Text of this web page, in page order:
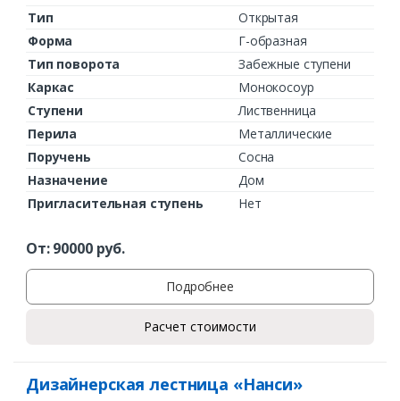
Тип
Открытая
Форма
Г-образная
Тип поворота
Забежные ступени
Каркас
Монокосоур
Ступени
Лиственница
Перила
Металлические
Поручень
Сосна
Назначение
Дом
Пригласительная ступень
Нет
От:90000руб.
Подробнее
Расчет стоимости
Дизайнерская лестница «Нанси»